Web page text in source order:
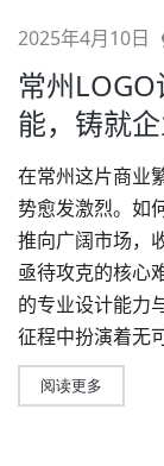
2025年4月10日
常州
能，铸就
在常州这片商业
势愈发激烈。如
推向广阔市场，
亟待攻克的核心
的专业设计能力
征程中扮演着无
阅读更多